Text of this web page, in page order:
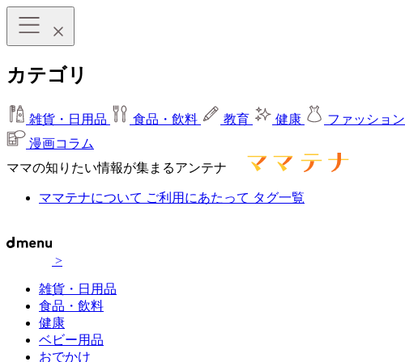
カテゴリ
雑貨・日用品 食品・飲料 教育 健康 ファッション
漫画コラム
ママの知りたい情報が集まるアンテナ
ママテナについて ご利用にあたって タグ一覧
>
雑貨・日用品
食品・飲料
健康
ベビー用品
おでかけ